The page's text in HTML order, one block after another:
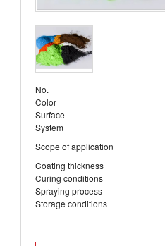
No.
Color
Surface
System
Scope of application
Coating thickness
Curing conditions
Spraying process
Storage conditions